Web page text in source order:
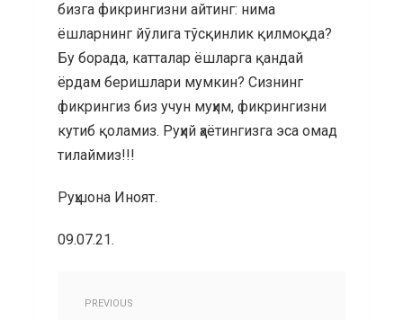
бизга фикрингизни айтинг: нима
ёшларнинг йўлига тўсқинлик қилмоқда?
Бу борада, катталар ёшларга қандай
ёрдам беришлари мумкин? Сизнинг
фикрингиз биз учун муҳим, фикрингизни
кутиб қоламиз. Руҳий ҳаётингизга эса омад
тилаймиз!!!
Руҳшона Иноят.
09.07.21.
PREVIOUS